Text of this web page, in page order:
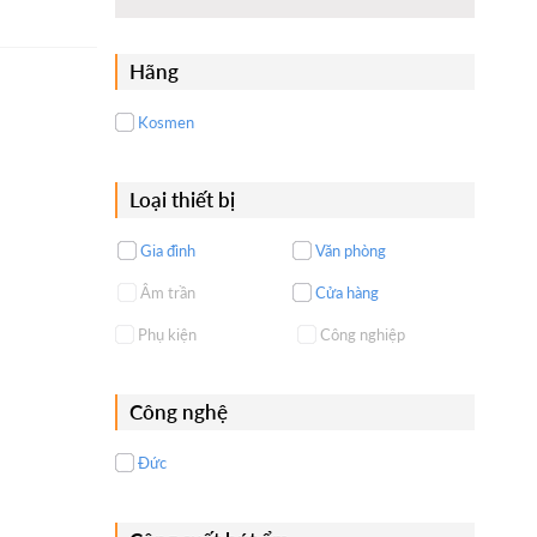
Hãng
Kosmen
Loại thiết bị
Gia đình Văn phòng
Âm trần Cửa hàng
Phụ kiện Công nghiệp
Công nghệ
Đức